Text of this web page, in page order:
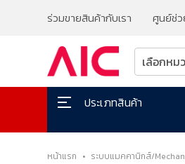
ร่วมขายสินค้ากับเรา ศูนย์ช่ว
ประเภทสินค้า
หน้าแรก • ระบบแมคคานิกส์/